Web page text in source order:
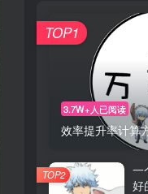
3.7W+人已阅读
效率提升率计算
TOP1
一
好
TOP2